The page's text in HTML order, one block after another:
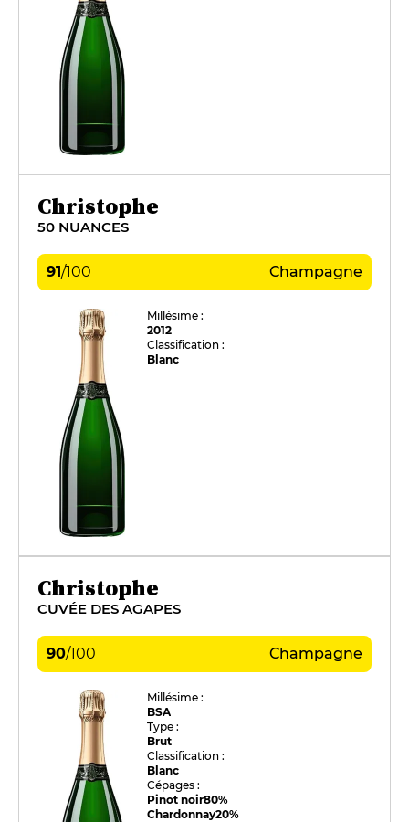
Christophe
50 NUANCES
91/100 Champagne
Millésime :
2012
Classification :
Blanc
Christophe
CUVÉE DES AGAPES
90/100 Champagne
Millésime :
BSA
Type :
Brut
Classification :
Blanc
Cépages :
Pinot noir80%
Chardonnay20%